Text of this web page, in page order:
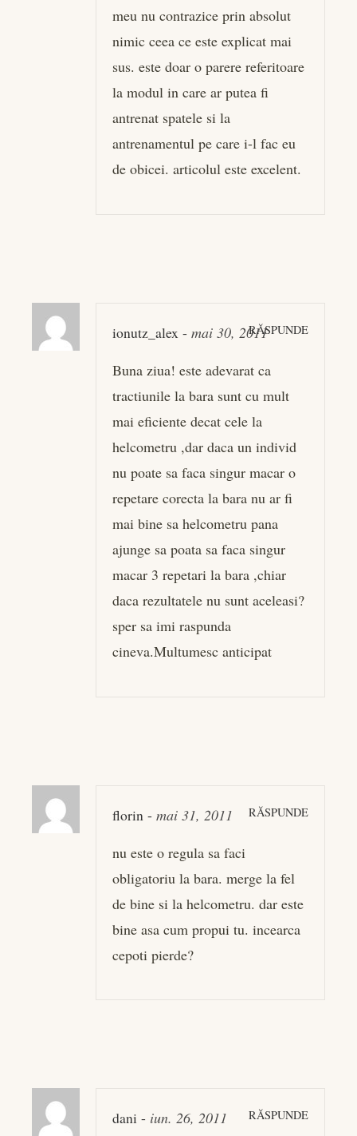
meu nu contrazice prin absolut
nimic ceea ce este explicat mai
sus. este doar o parere referitoare
la modul in care ar putea fi
antrenat spatele si la
antrenamentul pe care i-l fac eu
de obicei. articolul este excelent.
ionutz_alex - mai 30, 2011RĂSPUNDE
Buna ziua! este adevarat ca
tractiunile la bara sunt cu mult
mai eficiente decat cele la
helcometru ,dar daca un individ
nu poate sa faca singur macar o
repetare corecta la bara nu ar fi
mai bine sa helcometru pana
ajunge sa poata sa faca singur
macar 3 repetari la bara ,chiar
daca rezultatele nu sunt aceleasi?
sper sa imi raspunda
cineva.Multumesc anticipat
florin - mai 31, 2011 RĂSPUNDE
nu este o regula sa faci
obligatoriu la bara. merge la fel
de bine si la helcometru. dar este
bine asa cum propui tu. incearca
cepoti pierde?
dani - iun. 26, 2011 RĂSPUNDE